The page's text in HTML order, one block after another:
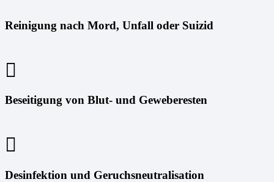
Reinigung nach Mord, Unfall oder Suizid
Beseitigung von Blut- und Geweberesten
Desinfektion und Geruchsneutralisation